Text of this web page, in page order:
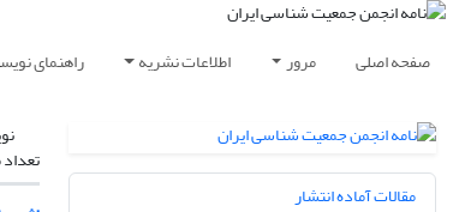
صفحه اصلی مرور اطلاعات نشریه راهنمای
مقالات آماده انتشار